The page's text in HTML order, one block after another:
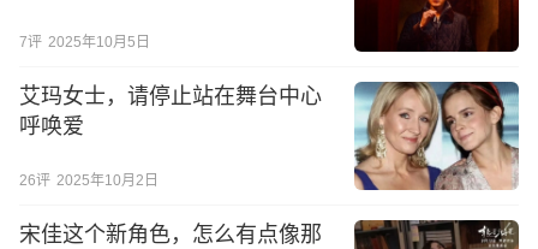
7评 2025年10月5日
艾玛女士，请停止站在舞台中心
呼唤爱
26评 2025年10月2日
宋佳这个新角色，怎么有点像那